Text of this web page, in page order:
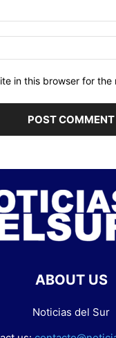
in this browser for
ABOUT US
Noticias del Sur